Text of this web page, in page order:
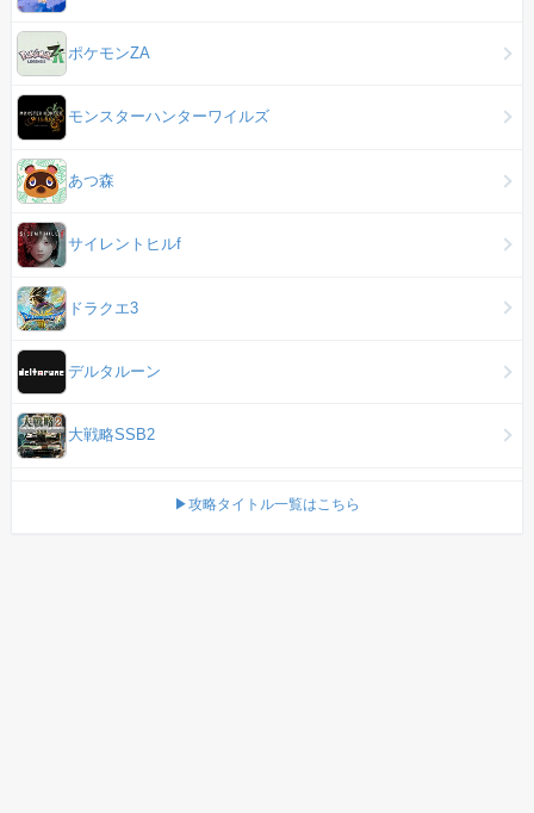
ポケモンZA
モンスターハンターワイルズ
あつ森
サイレントヒルf
ドラクエ3
デルタルーン
大戦略SSB2
▶攻略タイトル一覧はこちら